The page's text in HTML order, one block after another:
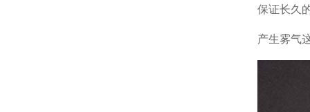
保证长久
产生雾气